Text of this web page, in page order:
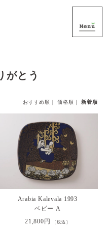
がとう
おすすめ順 ｜価格順 ｜新着順
Arabia Kalevala 1993
ベビー A
21,800円 ［税込］